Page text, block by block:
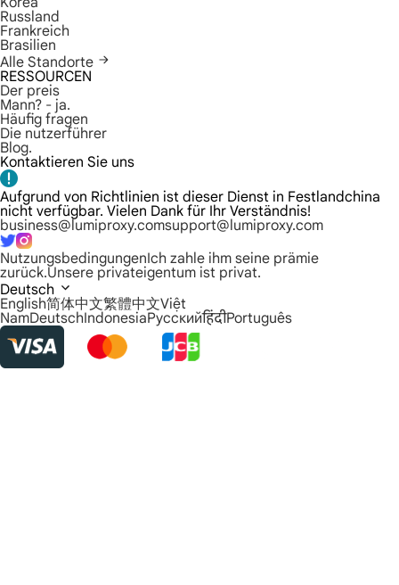
Russland
Frankreich
Brasilien
Alle Standorte
RESSOURCEN
Der preis
Mann? - ja.
Häufig fragen
Die nutzerführer
Blog.
Kontaktieren Sie uns
Aufgrund von Richtlinien ist dieser Dienst in Festlandchina
nicht verfügbar. Vielen Dank für Ihr Verständnis!
business@lumiproxy.comsupport@lumiproxy.com
NutzungsbedingungenIch zahle ihm seine prämie
zurück.Unsere privateigentum ist privat.
Deutsch
English简体中文繁體中文Việt
NamDeutschIndonesiaРусскийहिंदीPortuguês